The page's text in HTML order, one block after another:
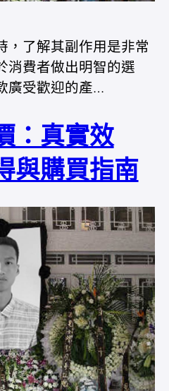
，了解其副作用是非常
消費者做出明智的選
廣受歡迎的產…
：真實效
與購買指南